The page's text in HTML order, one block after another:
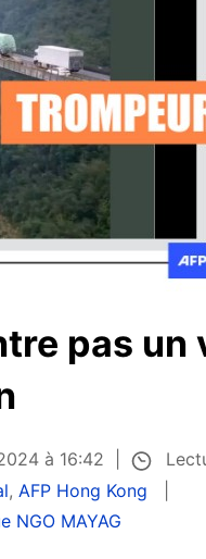
pas un
à 16:42
, AFP Hong Kong
NGO MAYAG